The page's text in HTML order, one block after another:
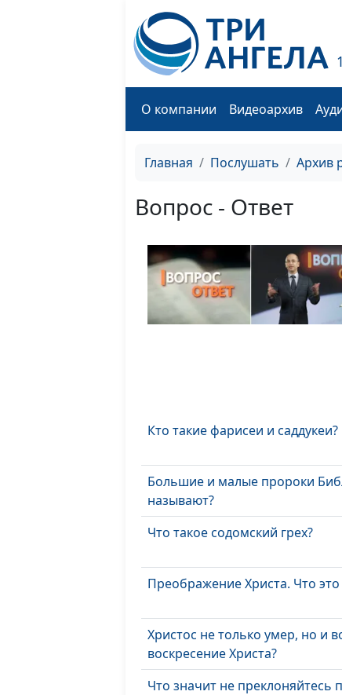
О компании Видеоархив
Главная Послушать Архив
Вопрос - Ответ
Кто такие фарисеи и саддукеи?
Большие и малые пророки
называют?
Что такое содомский грех?
Преображение Христа. Что это
Христос не только умер, но и
воскресение Христа?
Что значит не преклоняйтесь